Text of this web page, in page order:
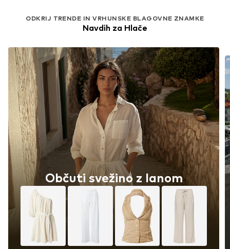
ODKRIJ TRENDE IN VRHUNSKE BLAGOVNE ZNAMKE
Navdih za Hlače
Občuti svežino z lanom